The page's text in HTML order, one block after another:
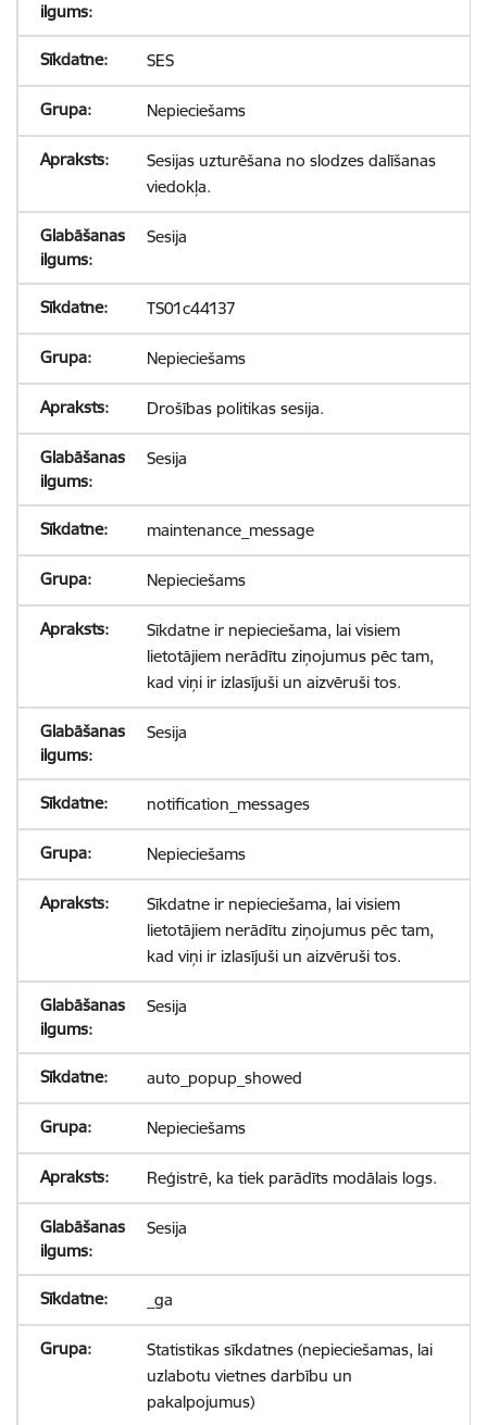
SES
Nepieciešams
Sesijas uzturēšana no slodzes dalīšanas
viedokļa.
Sesija
TS01c44137
Nepieciešams
Drošības politikas sesija.
Sesija
maintenance_message
Nepieciešams
Sīkdatne ir nepieciešama, lai visiem
lietotājiem nerādītu ziņojumus pēc tam,
kad viņi ir izlasījuši un aizvēruši tos.
Sesija
notification_messages
Nepieciešams
Sīkdatne ir nepieciešama, lai visiem
lietotājiem nerādītu ziņojumus pēc tam,
kad viņi ir izlasījuši un aizvēruši tos.
Sesija
auto_popup_showed
Nepieciešams
Reģistrē, ka tiek parādīts modālais logs.
Sesija
_ga
Statistikas sīkdatnes (nepieciešamas, lai
uzlabotu vietnes darbību un
pakalpojumus)